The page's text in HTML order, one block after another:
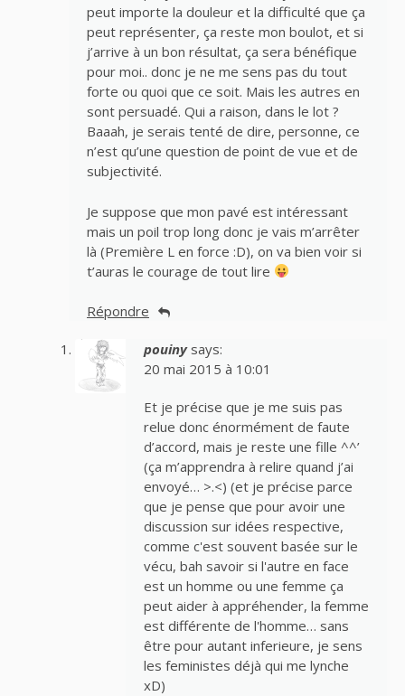
peut importe la douleur et la difficulté que ça
peut représenter, ça reste mon boulot, et si
j’arrive à un bon résultat, ça sera bénéfique
pour moi.. donc je ne me sens pas du tout
forte ou quoi que ce soit. Mais les autres en
sont persuadé. Qui a raison, dans le lot ?
Baaah, je serais tenté de dire, personne, ce
n’est qu’une question de point de vue et de
subjectivité.
Je suppose que mon pavé est intéressant
mais un poil trop long donc je vais m’arrêter
là (Première L en force :D), on va bien voir si
t’auras le courage de tout lire
Répondre
pouiny says:
20 mai 2015 à 10:01
Et je précise que je me suis pas
relue donc énormément de faute
d’accord, mais je reste une fille ^^’
(ça m’apprendra à relire quand j’ai
envoyé… >.<) (et je précise parce
que je pense que pour avoir une
discussion sur idées respective,
comme c'est souvent basée sur le
vécu, bah savoir si l'autre en face
est un homme ou une femme ça
peut aider à appréhender, la femme
est différente de l'homme… sans
être pour autant inferieure, je sens
les feministes déjà qui me lynche
xD)